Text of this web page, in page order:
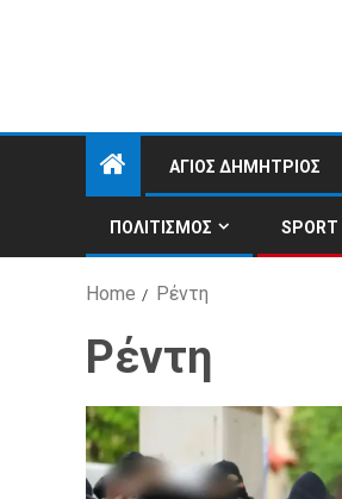
ΑΓΙΟΣ ΔΗΜΗΤΡΙΟΣ
ΠΟΛΙΤΙΣΜΟΣ SPORT
Home Ρέντη
Ρέντη